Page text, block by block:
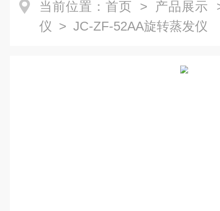
当前位置： 首页 > 产品展示
仪 > JC-ZF-52AA旋转蒸发仪